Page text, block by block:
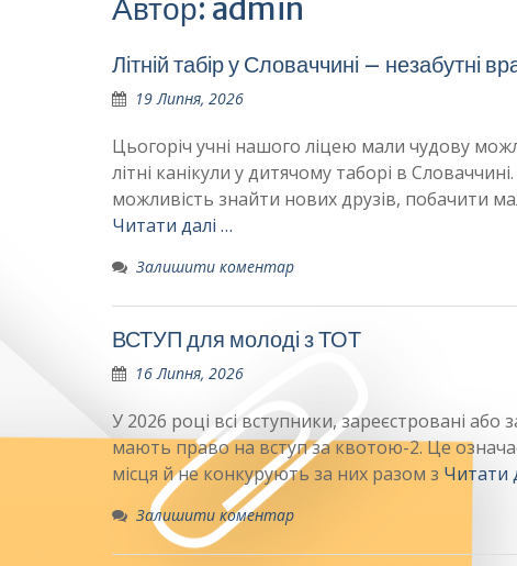
Автор: admin
Літній табір у Словаччині – незабутні
19 Липня, 2026
Цьогоріч учні нашого ліцею мали чудову
літні канікули у дитячому таборі в
можливість знайти нових друзів, побачити
Читати далі …
Залишити коментар
ВСТУП для молоді з ТОТ
16 Липня, 2026
У 2026 році всі вступники, зареєстровані
мають право на вступ за квотою-2. Це
місця й не конкурують за них разом з Читати
Залишити коментар